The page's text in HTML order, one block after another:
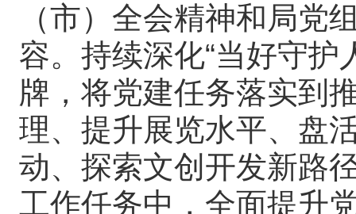
（市）全会精神和局党
容。持续深化“当好守护
牌，将党建任务落实到
理、提升展览水平、盘
动、探索文创开发新路
工作任务中，全面提升